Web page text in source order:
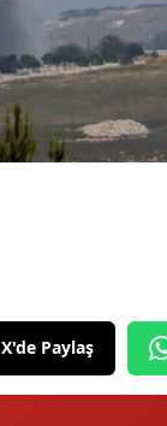
Çankırı
Çorum
Denizli
Diyarbakır
Erzurum
X'de Paylaş